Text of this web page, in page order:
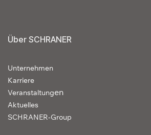
Über SCHRANER
Unternehmen
Karriere
Veranstaltungen
Aktuelles
SCHRANER-Group